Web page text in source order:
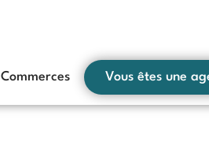
Commerces Vous êtes une